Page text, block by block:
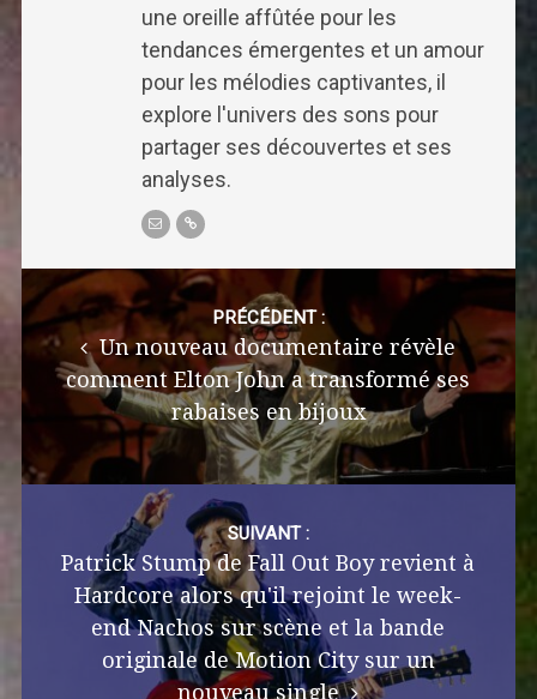
une oreille affûtée pour les
tendances émergentes et un amour
pour les mélodies captivantes, il
explore l'univers des sons pour
partager ses découvertes et ses
analyses.
Post
navigation
PRÉCÉDENT :
Un nouveau documentaire révèle
comment Elton John a transformé ses
rabaises en bijoux
SUIVANT :
Patrick Stump de Fall Out Boy revient à
Hardcore alors qu'il rejoint le week-
end Nachos sur scène et la bande
originale de Motion City sur un
nouveau single